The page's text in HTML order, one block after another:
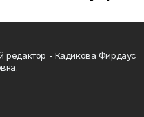
редактор - Кадикова Фирдаус